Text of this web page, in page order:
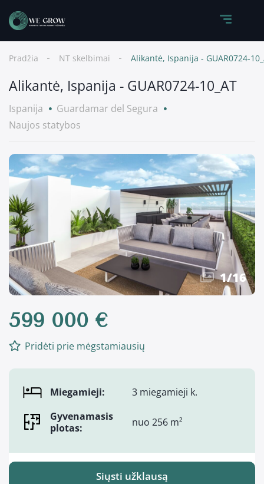
Pradžia NT skelbimai Alikantė, Ispanija - GUAR0724-
Alikantė, Ispanija - GUAR0724-10_AT
Ispanija
Guardamar del Segura
Naujos statybos
1/16
599 000 €
Pridėti prie mėgstamiausių
Miegamieji:
3 miegamieji k.
Gyvenamasis
plotas:
nuo 256 m²
Siųsti užklausą